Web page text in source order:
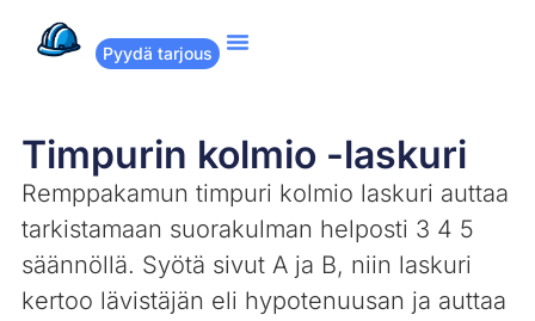
Pyydä tarjous
Timpurin kolmio -laskuri
Remppakamun timpuri kolmio laskuri auttaa
tarkistamaan suorakulman helposti 3 4 5
säännöllä. Syötä sivut A ja B, niin laskuri
kertoo lävistäjän eli hypotenuusan ja auttaa